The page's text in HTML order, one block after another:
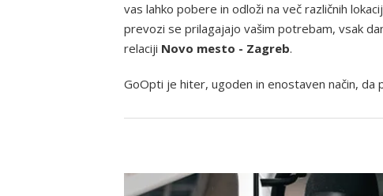
vas lahko pobere in odloži na več različnih
prevozi se prilagajajo vašim potrebam, vsak
relaciji Novo mesto - Zagreb.
GoOpti je hiter, ugoden in enostaven način, da